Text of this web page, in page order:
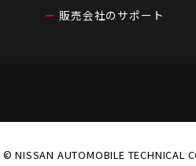
販売会社のサポート
© NISSAN AUTOMOBILE TECHNICAL